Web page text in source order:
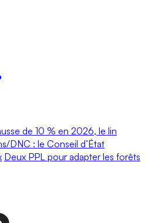
de 10 % en 2026, le lin
DNC : le Conseil d’État
Deux PPL pour adapter les forêts